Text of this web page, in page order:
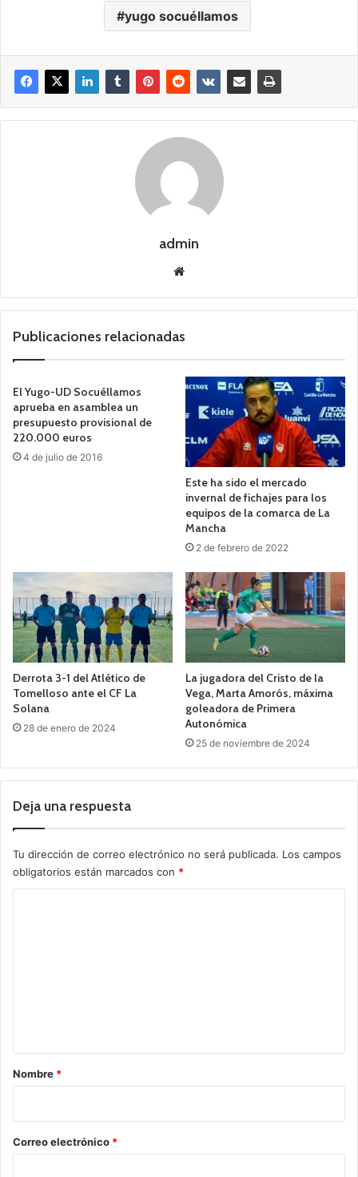
yugo socuéllamos
admin
we
Publicaciones relacionadas
El Yugo-UD Socuéllamos
aprueba en asamblea un
presupuesto provisional de
220.000 euros
4 de julio de 2016
Este ha sido el mercado
invernal de fichajes para los
equipos de la comarca de La
Mancha
2 de febrero de 2022
Derrota 3-1 del Atlético de
Tomelloso ante el CF La
Solana
28 de enero de 2024
La jugadora del Cristo de la
Vega, Marta Amorós, máxima
goleadora de Primera
Autonómica
25 de noviembre de 2024
Deja una respuesta
Tu dirección de correo electrónico no será publicada. Los campos
obligatorios están marcados con *
r
*
Nombre *
Correo electrónico *